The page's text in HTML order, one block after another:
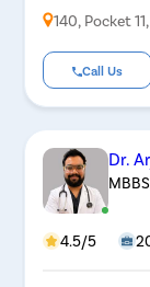
140, Pocket
Call Us
Dr.
4.5/5